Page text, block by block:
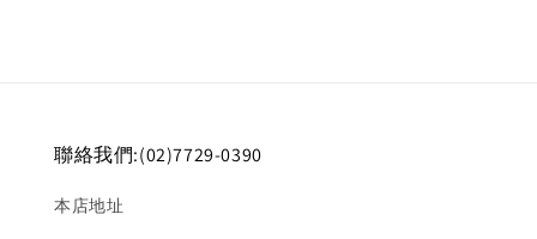
聯絡我們:(02)7729-0390
本店地址